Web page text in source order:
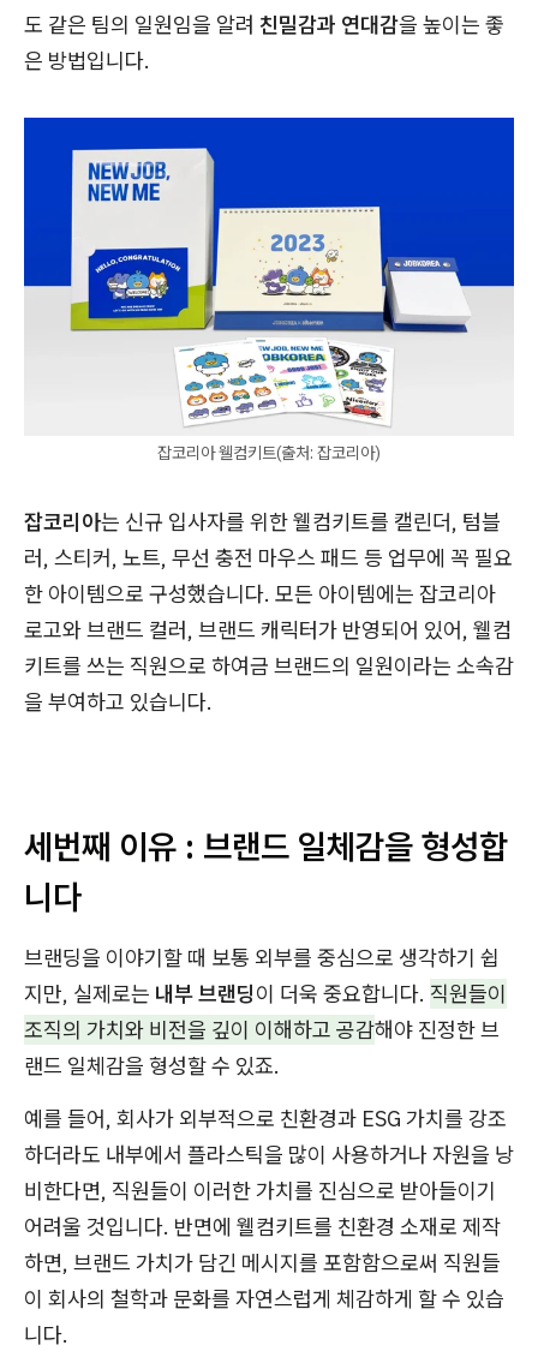
도 같은 팀의 일원임을 알려 친밀감과 연대감을 높이는 좋
은 방법입니다.
잡코리아 웰컴키트(출처: 잡코리아)
잡코리아는 신규 입사자를 위한 웰컴키트를 캘린더, 텀블
러, 스티커, 노트, 무선 충전 마우스 패드 등 업무에 꼭 필요
한 아이템으로 구성했습니다. 모든 아이템에는 잡코리아
로고와 브랜드 컬러, 브랜드 캐릭터가 반영되어 있어, 웰컴
키트를 쓰는 직원으로 하여금 브랜드의 일원이라는 소속감
을 부여하고 있습니다.
세번째 이유 : 브랜드 일체감을 형성합
니다
브랜딩을 이야기할 때 보통 외부를 중심으로 생각하기 쉽
지만, 실제로는 내부 브랜딩이 더욱 중요합니다. 직원들이
조직의 가치와 비전을 깊이 이해하고 공감해야 진정한 브
랜드 일체감을 형성할 수 있죠.
예를 들어, 회사가 외부적으로 친환경과 ESG 가치를 강조
하더라도 내부에서 플라스틱을 많이 사용하거나 자원을 낭
비한다면, 직원들이 이러한 가치를 진심으로 받아들이기
어려울 것입니다. 반면에 웰컴키트를 친환경 소재로 제작
하면, 브랜드 가치가 담긴 메시지를 포함함으로써 직원들
이 회사의 철학과 문화를 자연스럽게 체감하게 할 수 있습
니다.